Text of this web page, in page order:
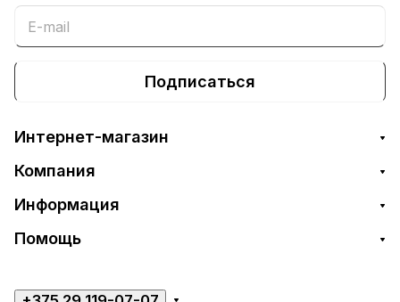
Подписаться
Интернет-магазин
Компания
Информация
Помощь